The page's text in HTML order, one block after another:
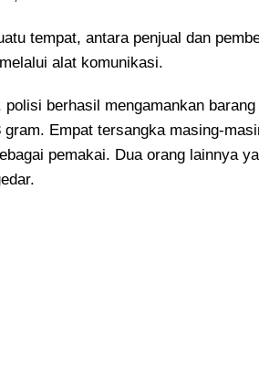
tempat, antara penjual dan
alat komunikasi.
polisi berhasil mengamankan
Empat tersangka masing-
pemakai. Dua orang lainnya